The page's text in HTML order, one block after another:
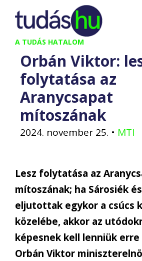
Kilépés
tartalomba
A TUDÁS HATALOM
Orbán Viktor:
folytatása az
Aranycsapat
mítoszának
2024. november 25. • MTI
Lesz folytatása az
mítoszának; ha Sárosiék
eljutottak egykor a csúcs
közelébe, akkor az
képesnek kell lenniük erre
Orbán Viktor